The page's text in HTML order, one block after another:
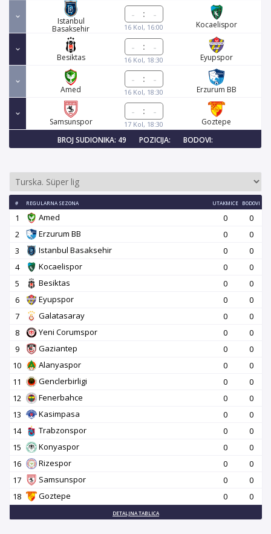
Istanbul
Basaksehir
:
16 Kol, 16:00 Kocaelispor
Besiktas
:
16 Kol, 18:30 Eyupspor
Amed
:
16 Kol, 18:30 Erzurum BB
Samsunspor
:
17 Kol, 18:30
Goztepe
BROJ SUDIONIKA: 49
POZICIJA: BODOVI:
# REGULARNA SEZONA UTAKMICE BODOVI
1 Amed 0
0
2
Erzurum BB 0
0
3
Istanbul Basaksehir 0
0
4
Kocaelispor 0
0
5
Besiktas 0
0
6
Eyupspor 0
0
7
Galatasaray 0
0
8
Yeni Corumspor 0
0
9
Gaziantep 0
0
10
Alanyaspor 0
0
11
Genclerbirligi 0
0
12
Fenerbahce 0
0
13
Kasimpasa 0
0
14
Trabzonspor 0
0
15
Konyaspor 0
0
16
Rizespor 0
0
17
Samsunspor 0
0
18
Goztepe 0 0
DETALJNA TABLICA